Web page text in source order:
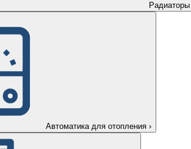
Радиаторы
Автоматика для отопления ›